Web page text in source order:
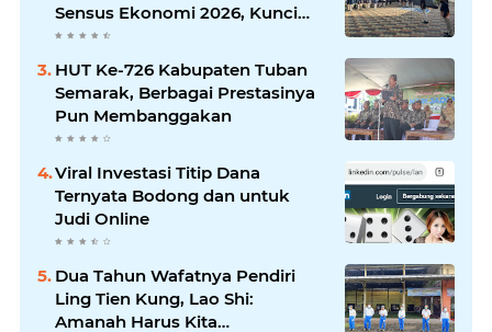
Sensus Ekonomi 2026, Kunci
Kebijakan Tepat Sasaran
HUT Ke-726 Kabupaten Tuban
Semarak, Berbagai Prestasinya
Pun Membanggakan
Viral Investasi Titip Dana
Ternyata Bodong dan untuk
Judi Online
Dua Tahun Wafatnya Pendiri
Ling Tien Kung, Lao Shi:
Amanah Harus Kita